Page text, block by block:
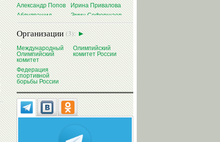
Александр Попов
Ирина Привалова
Абдулрашид
Садулаев
Эмин Сефершаев
Виталий Щербо
Организации(3):
Международный
Олимпийский
комитет
Олимпийский
комитет России
Федерация
спортивной
борьбы России